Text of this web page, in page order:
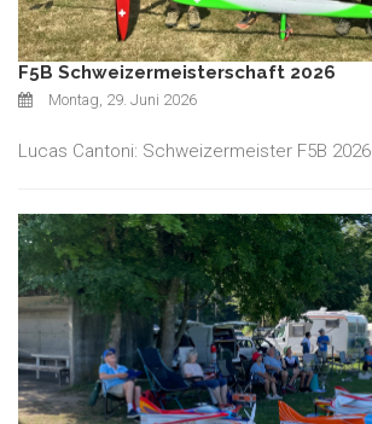
F5B Schweizermeisterschaft 2026
Montag, 29. Juni 2026
Lucas Cantoni: Schweizermeister F5B 2026